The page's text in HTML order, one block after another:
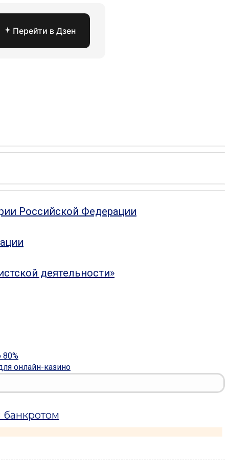
Перейти в Дзен
Российской Федерации
деятельности»
онлайн-казино
банкротом